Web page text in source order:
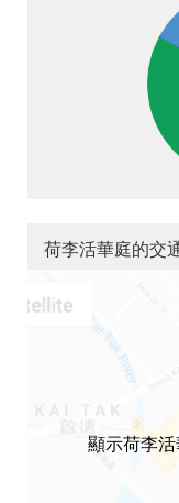
荷李活華庭的交
顯示荷李